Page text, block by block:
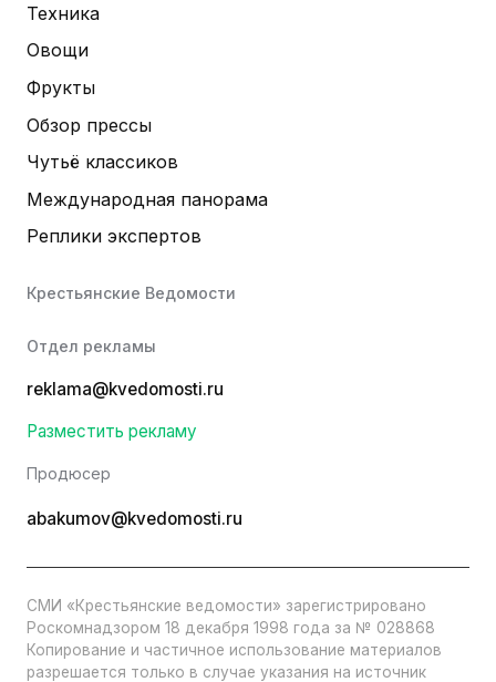
Техника
Овощи
Фрукты
Обзор прессы
Чутьё классиков
Международная панорама
Реплики экспертов
Крестьянские Ведомости
Отдел рекламы
reklama@kvedomosti.ru
Разместить рекламу
Продюсер
abakumov@kvedomosti.ru
СМИ «Крестьянские ведомости» зарегистрировано
Роскомнадзором 18 декабря 1998 года за № 028868
Копирование и частичное использование материалов
разрешается только в случае указания на источник